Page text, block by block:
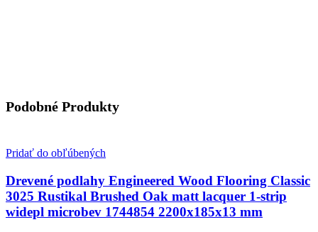
Podobné Produkty
Pridať do obľúbených
Drevené podlahy Engineered Wood Flooring Classic
3025 Rustikal Brushed Oak matt lacquer 1-strip
widepl microbev 1744854 2200x185x13 mm